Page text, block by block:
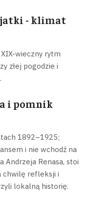
jatki - klimat
wieczny rytm
złej pogodzie i
i pomnik
1892–1925;
i nie wchodź na
Andrzeja Renasa, stoi
chwilę refleksji i
lokalną historię.